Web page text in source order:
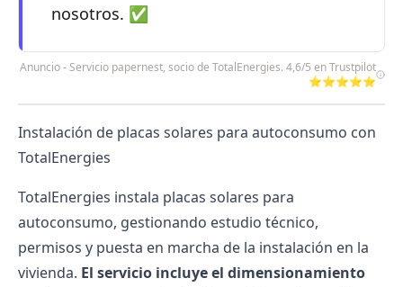
nosotros. ✅
Anuncio - Servicio papernest, socio de TotalEnergies. 4,6/5 en Trustpilot
⭐⭐⭐⭐⭐
Instalación de placas solares para autoconsumo con
TotalEnergies
TotalEnergies instala placas solares para
autoconsumo, gestionando estudio técnico,
permisos y puesta en marcha de la instalación en la
vivienda. El servicio incluye el dimensionamiento